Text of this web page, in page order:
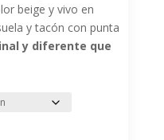
beige y vivo en
y tacón con punta
y diferente que